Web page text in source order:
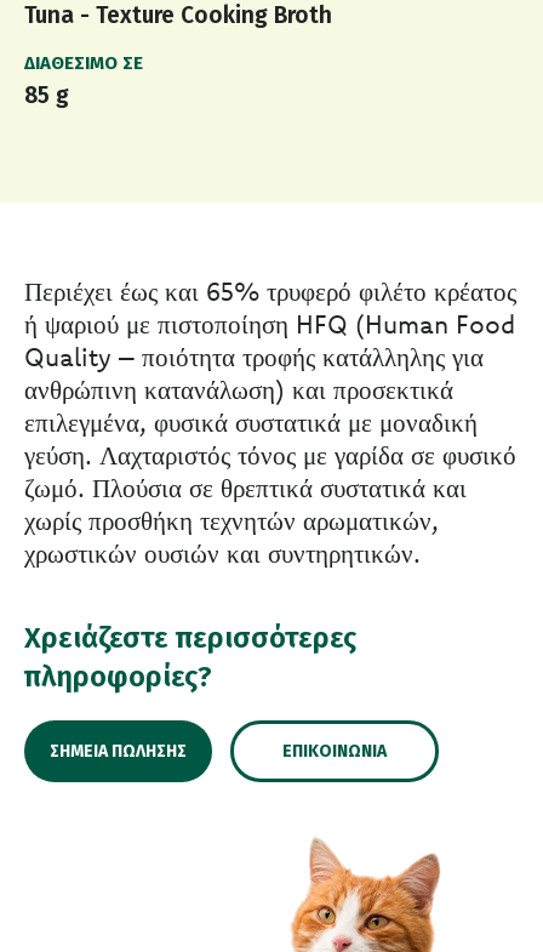
Tuna - Texture Cooking Broth
ΔΙΑΘΈΣΙΜΟ ΣΕ
85 g
Περιέχει έως και 65% τρυφερό φιλέτο κρέατος
ή ψαριού με πιστοποίηση HFQ (Human Food
Quality – ποιότητα τροφής κατάλληλης για
ανθρώπινη κατανάλωση) και προσεκτικά
επιλεγμένα, φυσικά συστατικά με μοναδική
γεύση. Λαχταριστός τόνος με γαρίδα σε φυσικό
ζωμό. Πλούσια σε θρεπτικά συστατικά και
χωρίς προσθήκη τεχνητών αρωματικών,
χρωστικών ουσιών και συντηρητικών.
Χρειάζεστε περισσότερες
πληροφορίες?
ΣΗΜΕΊΑ ΠΏΛΗΣΗΣ ΕΠΙΚΟΙΝΩΝΊΑ